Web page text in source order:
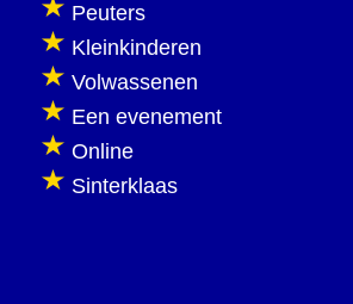
Peuters
Kleinkinderen
Volwassenen
Een evenement
Online
Sinterklaas